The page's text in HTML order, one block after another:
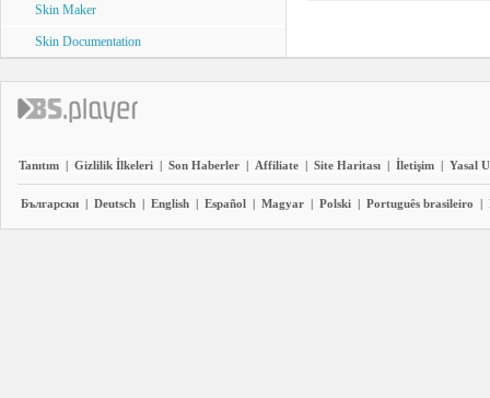
Skin Maker
Skin Documentation
Tanıtım | Gizlilik İlkeleri | Son Haberler | Affiliate | Site Haritası | İletişim | Yasal
Български | Deutsch | English | Español | Magyar | Polski | Português brasileiro |